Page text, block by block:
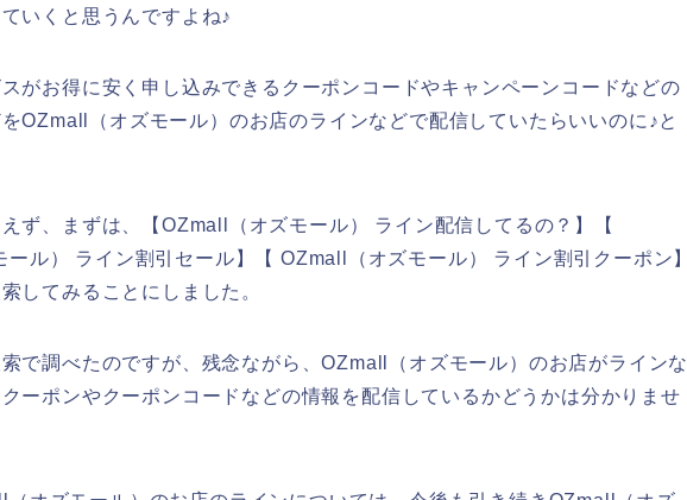
いくと思うんですよね♪
がお得に安く申し込みできるクーポンコードやキャンペーンコードなどの
OZmall（オズモール）のお店のラインなどで配信していたらいいのに♪と
ず、まずは、【OZmall（オズモール） ライン配信してるの？】【
ル） ライン割引セール】【 OZmall（オズモール） ライン割引クーポン】
してみることにしました。
で調べたのですが、残念ながら、OZmall（オズモール）のお店がラインな
ーポンやクーポンコードなどの情報を配信しているかどうかは分かりませ